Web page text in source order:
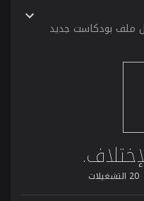
ملف بودكاست جديد
20 التشغيلات